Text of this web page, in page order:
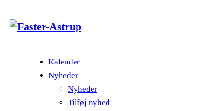
Kalender
Nyheder
Nyheder
Tilføj nyhed